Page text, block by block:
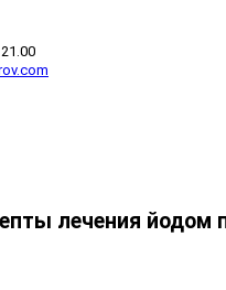
лечения йодом